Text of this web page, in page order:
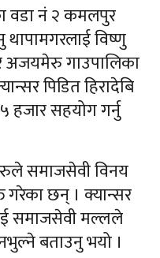
वडा नं २ कमलपुर
विष्णु
अजयमेरु गाउपालिका
पिडित हिरादेबि
हजार सहयोग गर्नु
समाजसेवी विनय
गरेका छन् । क्यान्सर
समाजसेवी मल्लले
बताउनु भयो ।